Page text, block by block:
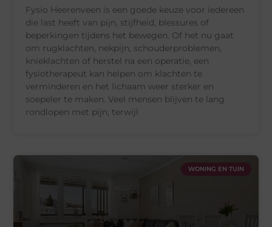
Fysio Heerenveen is een goede keuze voor iedereen
die last heeft van pijn, stijfheid, blessures of
beperkingen tijdens het bewegen. Of het nu gaat
om rugklachten, nekpijn, schouderproblemen,
knieklachten of herstel na een operatie, een
fysiotherapeut kan helpen om klachten te
verminderen en het lichaam weer sterker en
soepeler te maken. Veel mensen blijven te lang
rondlopen met pijn, terwijl
WONING EN TUIN